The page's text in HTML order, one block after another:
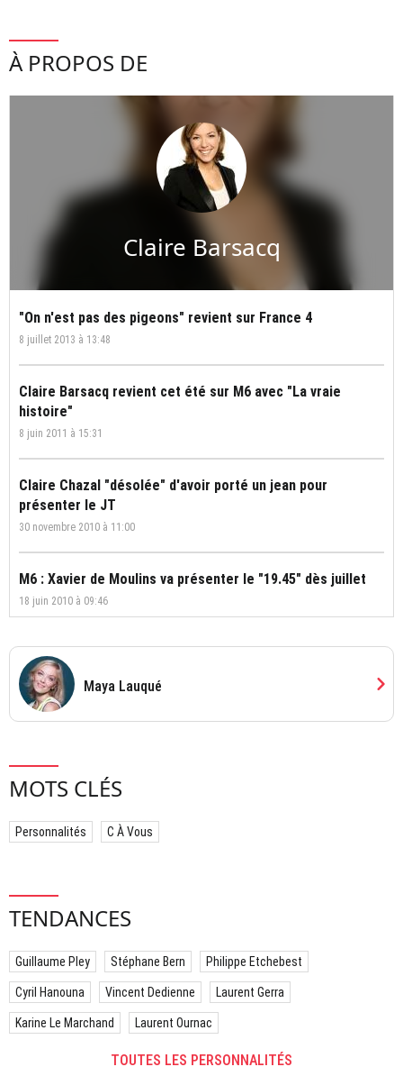
À PROPOS DE
Claire Barsacq
"On n'est pas des pigeons" revient sur France 4
8 juillet 2013 à 13:48
Claire Barsacq revient cet été sur M6 avec "La vraie
histoire"
8 juin 2011 à 15:31
Claire Chazal "désolée" d'avoir porté un jean pour
présenter le JT
30 novembre 2010 à 11:00
M6 : Xavier de Moulins va présenter le "19.45" dès juillet
18 juin 2010 à 09:46
Maya Lauqué chevron_right
MOTS CLÉS
Personnalités C À Vous
TENDANCES
Guillaume Pley Stéphane Bern Philippe Etchebest
Cyril Hanouna Vincent Dedienne Laurent Gerra
Karine Le Marchand Laurent Ournac
TOUTES LES PERSONNALITÉS